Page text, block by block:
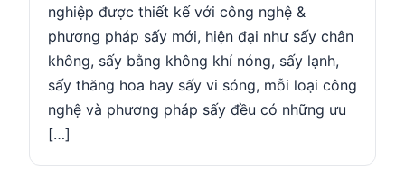
nghiệp được thiết kế với công nghệ &
phương pháp sấy mới, hiện đại như sấy chân
không, sấy bằng không khí nóng, sấy lạnh,
sấy thăng hoa hay sấy vi sóng, mỗi loại công
nghệ và phương pháp sấy đều có những ưu
[…]